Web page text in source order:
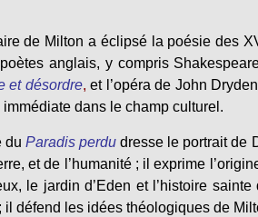
de Milton a éclipsé la poésie des
anglais, y compris
et désordre,et l’opéra de John
dans le champ culturel.
du Paradis perdu dresse le portrait de
et de l’humanité ; il exprime
le jardin d’Eden et l’histoire
il défend les idées théologiques de